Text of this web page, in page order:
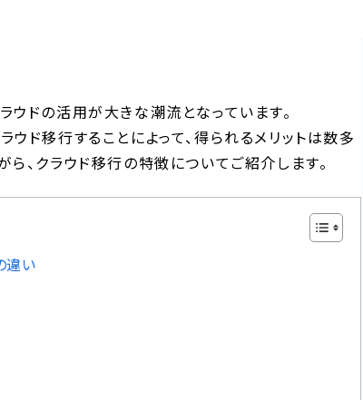
ウドの活用が大きな潮流となっています。
ド移行することによって、得られるメリットは数多
、クラウド移行の特徴についてご紹介します。
違い